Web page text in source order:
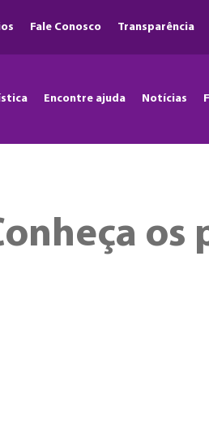
Fale Conosco Transparência
Encontre ajuda Notícias